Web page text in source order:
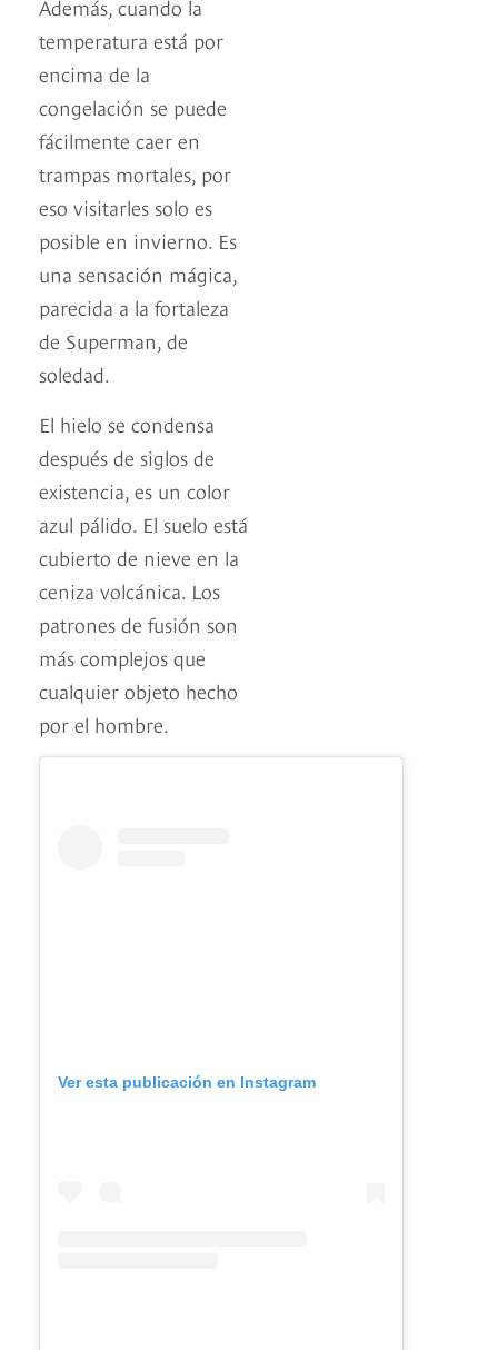
Además, cuando la
temperatura está por
encima de la
congelación se puede
fácilmente caer en
trampas mortales, por
eso visitarles solo es
posible en invierno. Es
una sensación mágica,
parecida a la fortaleza
de Superman, de
soledad.
El hielo se condensa
después de siglos de
existencia, es un color
azul pálido. El suelo está
cubierto de nieve en la
ceniza volcánica. Los
patrones de fusión son
más complejos que
cualquier objeto hecho
por el hombre.
Ver esta publicación en Instagram